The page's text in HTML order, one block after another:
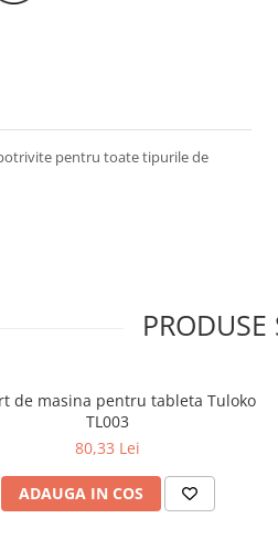
pentru toate tipurile de
de masina pentru tableta Tuloko
TL003
80,33 Lei
ADAUGA IN COS